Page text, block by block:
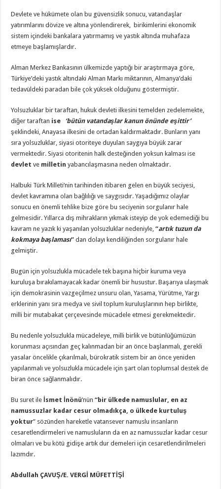
Devlete ve hükümete olan bu güvensizlik sonucu, vatandaşlar
yatırımlarını dövize ve altına yönlendirerek, birikimlerini ekonomik
sistem içindeki bankalara yatırmamış ve yastık altında muhafaza
etmeye başlamışlardır.
Alman Merkez Bankasının ülkemizde yaptığı bir araştırmaya göre,
Türkiye’deki yastık altındaki Alman Markı miktarının, Almanya’daki
tedavüldeki paradan bile çok yüksek olduğunu göstermiştir.
Yolsuzluklar bir taraftan, hukuk devleti ilkesini temelden zedelemekte,
diğer taraftan ise ‘bütün vatandaşlar kanun önünde eşittir’
şeklindeki, Anayasa ilkesini de ortadan kaldırmaktadır. Bunların yanı
sıra yolsuzluklar, siyasi otoriteye duyulan saygıya büyük zarar
vermektedir. Siyasi otoritenin halk desteğinden yoksun kalması ise
devletve milletin yabancılaşmasına neden olmaktadır.
Halbuki Türk Milleti’nin tarihinden itibaren gelen en büyük seciyesi,
devlet kavramına olan bağlılığı ve saygısıdır. Yaşadığımız olaylar
sonucu en önemli tehlike bize göre bu seciyenin sorgulanır hale
gelmesidir. Yıllarca dış mihrakların yıkmak isteyip de yok edemediği bu
kavram ne yazık ki yaşanılan yolsuzluklar nedeniyle,“artık tuzun da
kokmaya başlaması”dan dolayı kendiliğinden sorgulanır hale
gelmiştir.
Bugün için yolsuzlukla mücadele tek başına hiçbir kuruma veya
kuruluşa bırakılamayacak kadar önemli bir husustur. Başarıya ulaşmak
için demokrasinin vazgeçilmez unsuru olan, Yasama, Yürütme, Yargı
erklerinin yanı sıra medya ve sivil toplum kuruluşlarının hep birlikte,
milli bir mutabakat çerçevesinde mücadele etmesi gerekmektedir.
Bu nedenle yolsuzlukla mücadeleye, milli birlik ve bütünlüğümüzün
korunması açısından geç kalınmadan bir an önce başlanmalı, gerekli
yasalar öncelikle çıkarılmalı, bürokratik sistem bir an önce yeniden
yapılanmalı ve yolsuzlukla mücadele için şart olan toplumsal destek de
biran önce sağlanmalıdır.
Bu suret ileİsmet İnönü’nün“bir ülkede namuslular, en az
namussuzlar kadar cesur olmadıkça, o ülkede kurtuluş
yoktur” sözünden hareketle vatansever namuslu insanların
cesaretlendirmeleri ve namusluların da en az namussuzlar kadar cesur
olmaları ve bu kötü gidişe artık dur demeleri için cesaretlendirilmeleri
lazımdır.
Abdullah ÇAVUŞ/E. VERGİ MÜFETTİŞİ